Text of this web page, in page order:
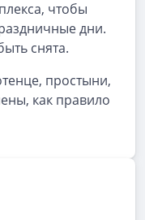
чтобы
дни.
снята.
простыни,
как правило